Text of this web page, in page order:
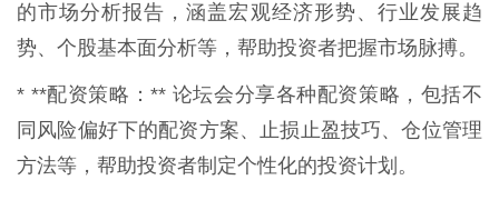
的市场分析报告，涵盖宏观经济形势、行业发展趋
势、个股基本面分析等，帮助投资者把握市场脉搏。
* **配资策略：** 论坛会分享各种配资策略，包括不
同风险偏好下的配资方案、止损止盈技巧、仓位管理
方法等，帮助投资者制定个性化的投资计划。